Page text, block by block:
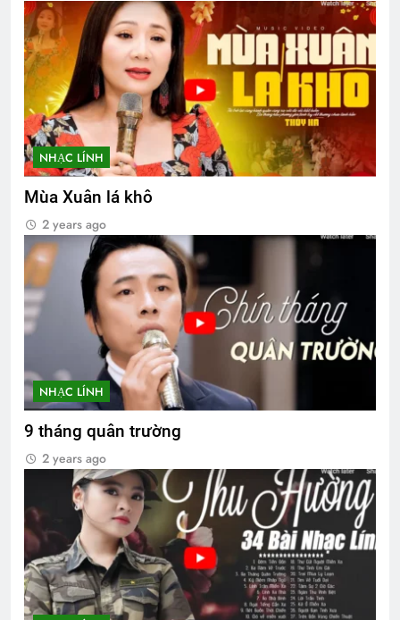
NHẠC LÍNH
Mùa Xuân lá khô
2 years ago
NHẠC LÍNH
9 tháng quân trường
2 years ago